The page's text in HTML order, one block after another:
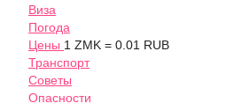
Виза
Погода
Цены 1 ZMK = 0.01 RUB
Транспорт
Советы
Опасности